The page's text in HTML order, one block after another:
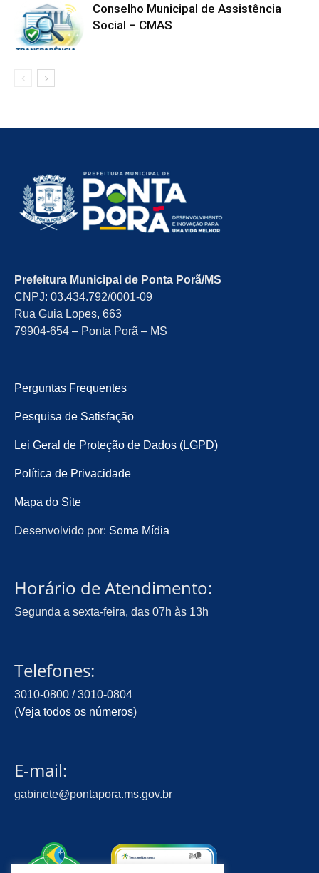
Conselho Municipal de Assistência
Social – CMAS
Prefeitura Municipal de Ponta Porã/MS
CNPJ: 03.434.792/0001-09
Rua Guia Lopes, 663
79904-654 – Ponta Porã – MS
Perguntas Frequentes
Pesquisa de Satisfação
Lei Geral de Proteção de Dados (LGPD)
Política de Privacidade
Mapa do Site
Desenvolvido por: Soma Mídia
Horário de Atendimento:
Segunda a sexta-feira, das 07h às 13h
Telefones:
3010-0800 / 3010-0804
(Veja todos os números)
E-mail:
gabinete@pontapora.ms.gov.br